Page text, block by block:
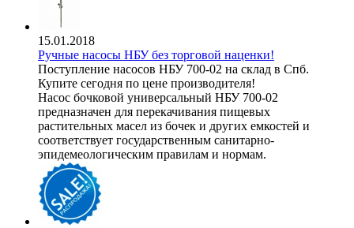
15.01.2018
Ручные насосы НБУ без торговой наценки!
Поступление насосов НБУ 700-02 на склад в Спб.
Купите сегодня по цене производителя!
Насос бочковой универсальный НБУ 700-02
предназначен для перекачивания пищевых
растительных масел из бочек и других емкостей и
соответствует государственным санитарно-
эпидемеологическим правилам и нормам.